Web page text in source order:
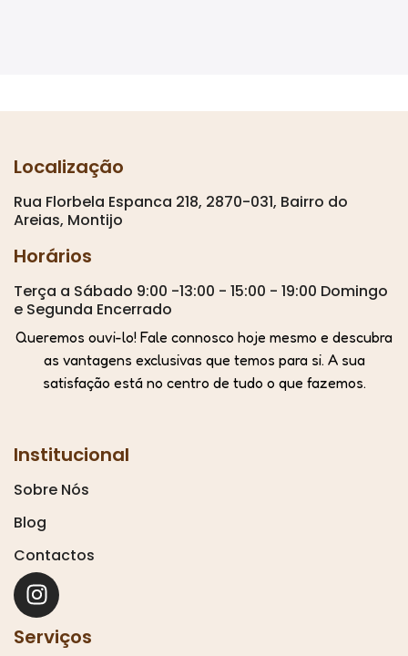
Localização
Rua Florbela Espanca 218, 2870-031, Bairro do
Areias, Montijo
Horários
Terça a Sábado 9:00 -13:00 - 15:00 - 19:00 Domingo
e Segunda Encerrado
Queremos ouvi-lo! Fale connosco hoje mesmo e descubra
as vantagens exclusivas que temos para si. A sua
satisfação está no centro de tudo o que fazemos.
Institucional
Sobre Nós
Blog
Contactos
Serviços